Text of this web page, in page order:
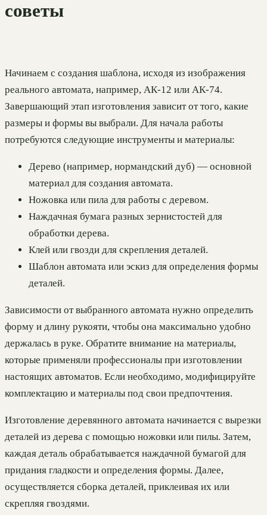
советы
Начинаем с создания шаблона, исходя из изображения
реального автомата, например, АК-12 или АК-74.
Завершающий этап изготовления зависит от того, какие
размеры и формы вы выбрали. Для начала работы
потребуются следующие инструменты и материалы:
Дерево (например, нормандский дуб) — основной
материал для создания автомата.
Ножовка или пила для работы с деревом.
Наждачная бумага разных зернистостей для
обработки дерева.
Клей или гвозди для скрепления деталей.
Шаблон автомата или эскиз для определения формы
деталей.
Зависимости от выбранного автомата нужно определить
форму и длину рукояти, чтобы она максимально удобно
держалась в руке. Обратите внимание на материалы,
которые применяли профессионалы при изготовлении
настоящих автоматов. Если необходимо, модифицируйте
комплектацию и материалы под свои предпочтения.
Изготовление деревянного автомата начинается с вырезки
деталей из дерева с помощью ножовки или пилы. Затем,
каждая деталь обрабатывается наждачной бумагой для
придания гладкости и определения формы. Далее,
осуществляется сборка деталей, приклеивая их или
скрепляя гвоздями.